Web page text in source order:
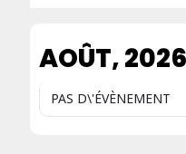
AOÛT, 2026
PAS D\'ÉVÈNEMENT